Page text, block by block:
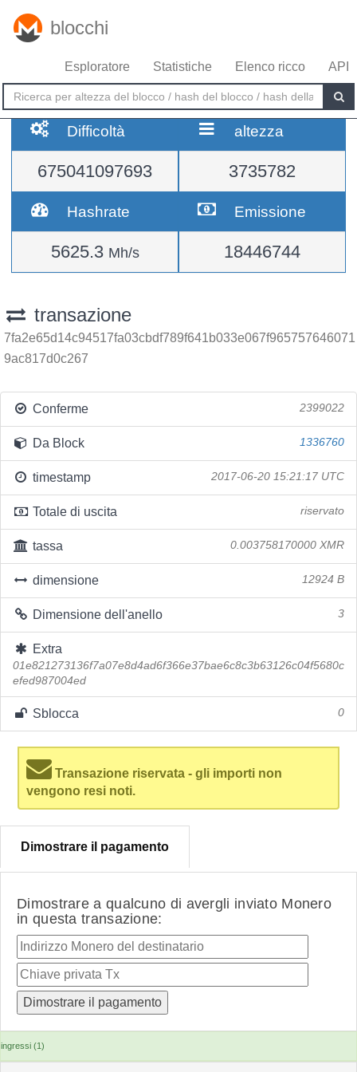
blocchi
Esploratore Statistiche Elenco ricco API
Difficoltà
675041097693
altezza
3735782
Hashrate
5625.3 Mh/s
Emissione
18446744
transazione
7fa2e65d14c94517fa03cbdf789f641b033e067f965757646071
9ac817d0c267
Conferme 2399022
Da Block 1336760
timestamp 2017-06-20 15:21:17 UTC
Totale di uscita riservato
tassa 0.003758170000 XMR
dimensione 12924 B
Dimensione dell'anello 3
Extra
01e821273136f7a07e8d4ad6f366e37bae6c8c3b63126c04f5680c
efed987004ed
Sblocca 0
Transazione riservata - gli importi non
vengono resi noti.
Dimostrare il pagamento
Dimostrare a qualcuno di avergli inviato Monero
in questa transazione:
ingressi (1)